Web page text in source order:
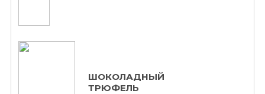
ШОКОЛАДНЫЙ
ТРЮФЕЛЬ